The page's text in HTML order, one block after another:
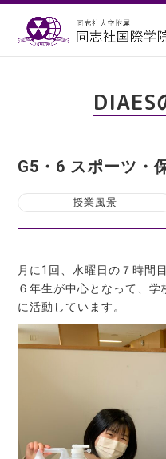
DIAES
G5・6 スポーツ・
授業風景
月に1回、水曜日の７時間
６年生が中心となって、
に活動しています。